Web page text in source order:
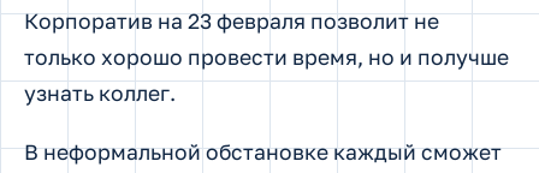
Корпоратив на 23 февраля позволит не
только хорошо провести время, но и получше
узнать коллег.
В неформальной обстановке каждый сможет